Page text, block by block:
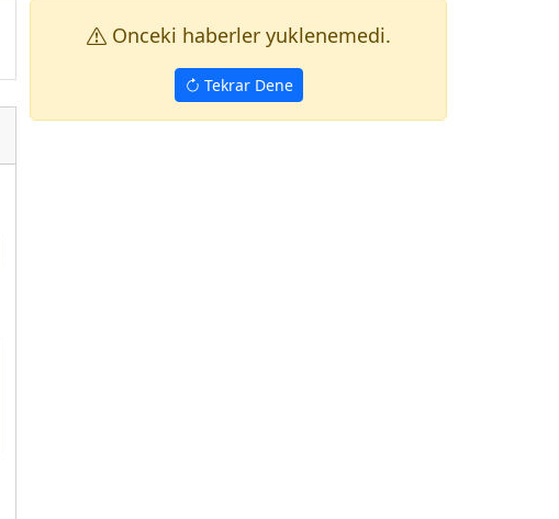
Onceki haberler yuklenemedi.
Tekrar Dene